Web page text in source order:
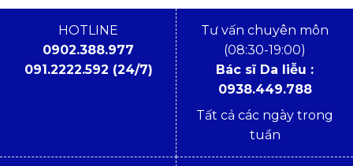
HOTLINE
0902.388.977
091.2222.592 (24/7)
Tư vấn chuyên môn
(08:30-19:00)
Bác sĩ Da liễu :
0938.449.788
Tất cả các ngày trong
tuần